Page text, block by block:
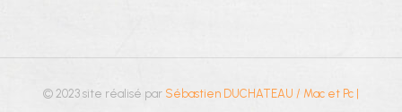
© 2023 site réalisé par Sébastien DUCHATEAU / Mac et Pc